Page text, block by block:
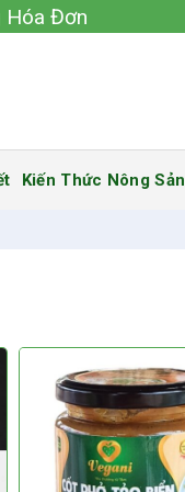
Hóa Đơn
Kiến Thức Nông Sản